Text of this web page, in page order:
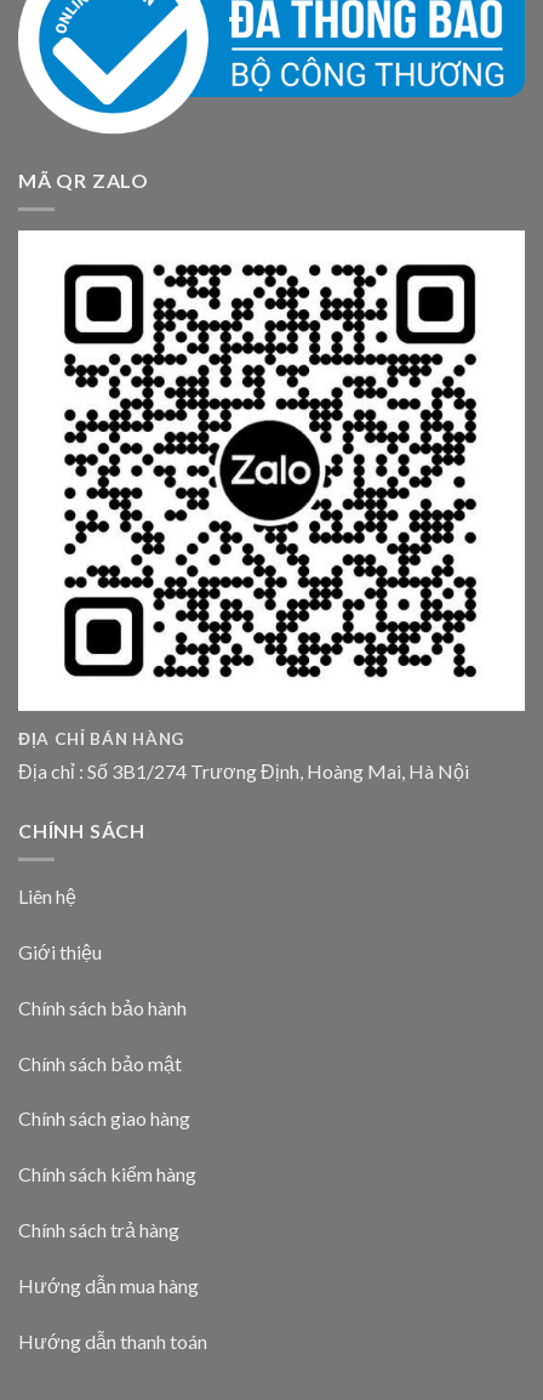
MÃ QR ZALO
ĐỊA CHỈ BÁN HÀNG
Địa chỉ : Số 3B1/274 Trương Định, Hoàng Mai, Hà Nội
CHÍNH SÁCH
Liên hệ
Giới thiệu
Chính sách bảo hành
Chính sách bảo mật
Chính sách giao hàng
Chính sách kiểm hàng
Chính sách trả hàng
Hướng dẫn mua hàng
Hướng dẫn thanh toán